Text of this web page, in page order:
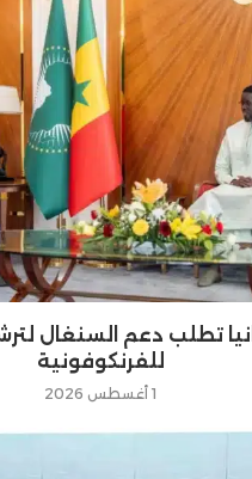
تطلب دعم السنغال
للفرنكوفونية
1 أغسطس 2026